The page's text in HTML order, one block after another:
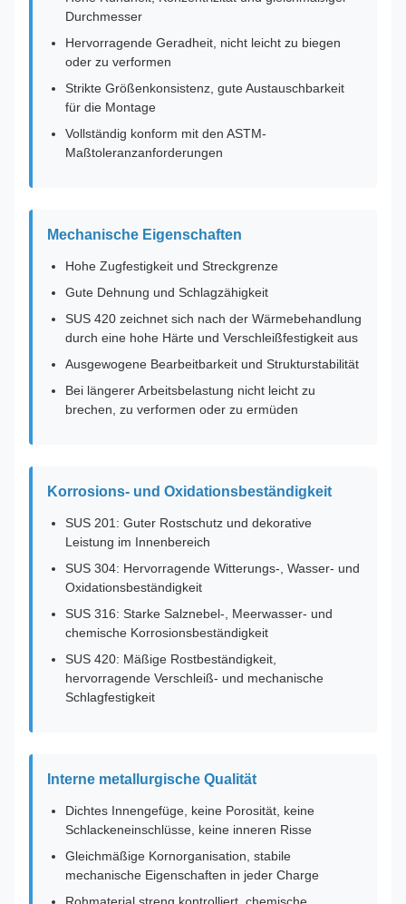
Durchmesser
Hervorragende Geradheit, nicht leicht zu biegen
oder zu verformen
Strikte Größenkonsistenz, gute Austauschbarkeit
für die Montage
Vollständig konform mit den ASTM-
Maßtoleranzanforderungen
Mechanische Eigenschaften
Hohe Zugfestigkeit und Streckgrenze
Gute Dehnung und Schlagzähigkeit
SUS 420 zeichnet sich nach der Wärmebehandlung
durch eine hohe Härte und Verschleißfestigkeit aus
Ausgewogene Bearbeitbarkeit und Strukturstabilität
Bei längerer Arbeitsbelastung nicht leicht zu
brechen, zu verformen oder zu ermüden
Korrosions- und Oxidationsbeständigkeit
SUS 201: Guter Rostschutz und dekorative
Leistung im Innenbereich
SUS 304: Hervorragende Witterungs-, Wasser- und
Oxidationsbeständigkeit
SUS 316: Starke Salznebel-, Meerwasser- und
chemische Korrosionsbeständigkeit
SUS 420: Mäßige Rostbeständigkeit,
hervorragende Verschleiß- und mechanische
Schlagfestigkeit
Interne metallurgische Qualität
Dichtes Innengefüge, keine Porosität, keine
Schlackeneinschlüsse, keine inneren Risse
Gleichmäßige Kornorganisation, stabile
mechanische Eigenschaften in jeder Charge